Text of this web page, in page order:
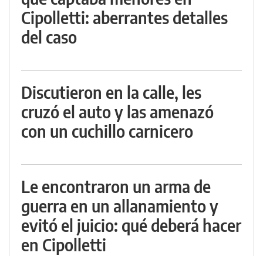
Cipolletti: aberrantes detalles
del caso
Discutieron en la calle, les
cruzó el auto y las amenazó
con un cuchillo carnicero
Le encontraron un arma de
guerra en un allanamiento y
evitó el juicio: qué deberá hacer
en Cipolletti